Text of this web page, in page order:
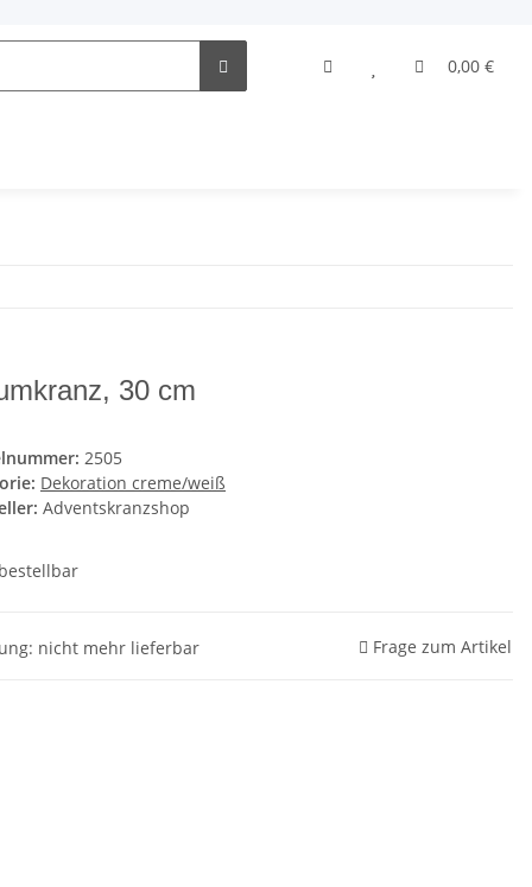
0,00 €
30 cm
2505
Dekoration creme/weiß
Adventskranzshop
nicht mehr lieferbar Frage zum Artikel